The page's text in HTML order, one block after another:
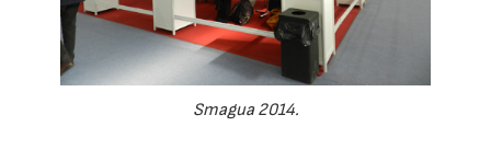
Smagua 2014.